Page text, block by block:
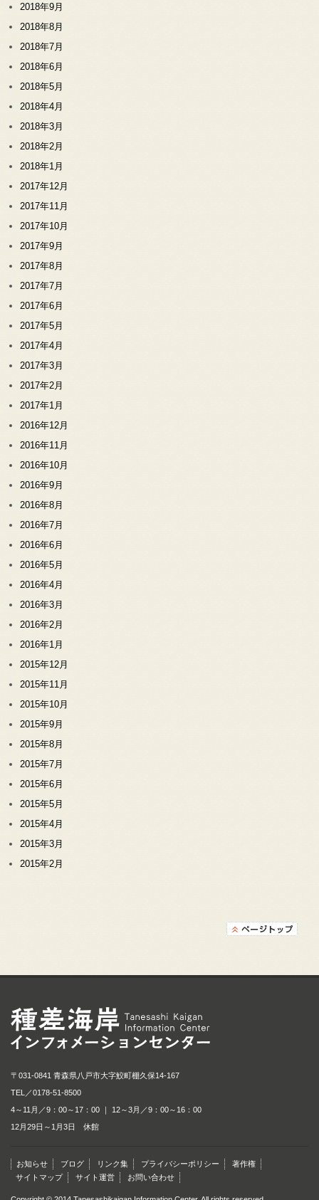
2018年9月
2018年8月
2018年7月
2018年6月
2018年5月
2018年4月
2018年3月
2018年2月
2018年1月
2017年12月
2017年11月
2017年10月
2017年9月
2017年8月
2017年7月
2017年6月
2017年5月
2017年4月
2017年3月
2017年2月
2017年1月
2016年12月
2016年11月
2016年10月
2016年9月
2016年8月
2016年7月
2016年6月
2016年5月
2016年4月
2016年3月
2016年2月
2016年1月
2015年12月
2015年11月
2015年10月
2015年9月
2015年8月
2015年7月
2015年6月
2015年5月
2015年4月
2015年3月
2015年2月
〒031-0841 青森県八戸市大字鮫町棚久保14-167
TEL／0178-51-8500
4～11月／9：00～17：00 ｜ 12～3月／9：00～16：00
12月29日～1月3日 休館
お知らせ ブログ リンク集 プライバシーポリシー
著作権
サイトマップ
サイト運営 お問い合わせ